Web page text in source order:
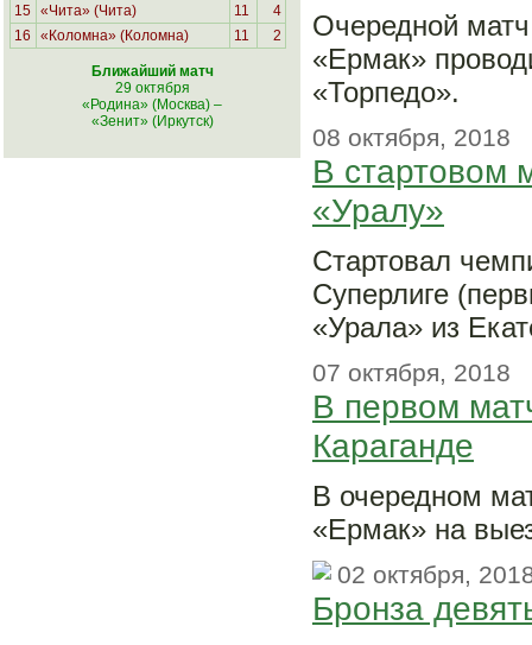
15 «Чита» (Чита) 11
4
16
«Коломна» (Коломна) 11 2
Ближайший матч
29 октября
«Родина» (Москва) –
«Зенит» (Иркутск)
Очередной
«Ермак»
«Торпедо».
08 октября, 2018
В стартовом
«Уралу»
Стартовал
Суперлиге
«Урала» из
07 октября, 2018
В первом
Караганде
В очередном
«Ермак» на
02 октября,
Бронза